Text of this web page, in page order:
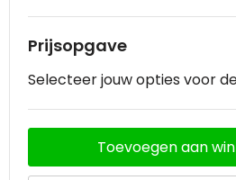
Prijsopgave
Selecteer jouw opties voor
Toevoegen aan